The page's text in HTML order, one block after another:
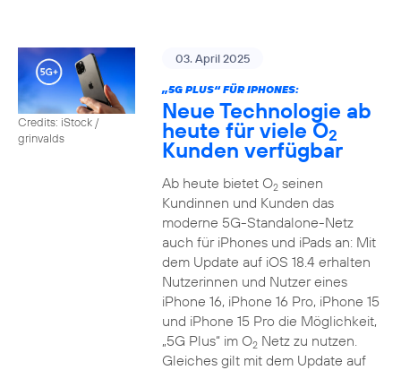
Credits: iStock /
grinvalds
03. April 2025
„5G PLUS“ FÜR IPHONES:
Neue Technologie ab
heute für viele O2
Kunden verfügbar
Ab heute bietet O2seinen
Kundinnen und Kunden das
moderne 5G-Standalone-Netz
auch für iPhones und iPads an: Mit
dem Update auf iOS 18.4 erhalten
Nutzerinnen und Nutzer eines
iPhone 16, iPhone 16 Pro, iPhone 15
und iPhone 15 Pro die Möglichkeit,
„5G Plus“ im O2Netz zu nutzen.
Gleiches gilt mit dem Update auf